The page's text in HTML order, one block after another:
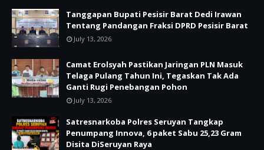
Tanggapan Bupati Pesisir Barat Dedi Irawan
Tentang Pandangan Fraksi DPRD Pesisir Barat
July 13, 2026
Camat Erolsyah Pastikan Jaringan PLN Masuk
Telaga Pulang Tahun Ini, Tegaskan Tak Ada
Ganti Rugi Penebangan Pohon
July 13, 2026
Satresnarkoba Polres Seruyan Tangkap
Penumpang Innova, 6 paket Sabu 25,23 Gram
Disita DiSeruyan Raya